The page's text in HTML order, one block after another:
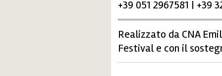
+39 051 2967581 | +39
Realizzato da CNA
Festival e con il